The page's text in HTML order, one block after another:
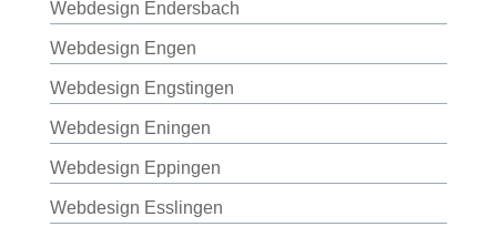
Webdesign Endersbach
Webdesign Engen
Webdesign Engstingen
Webdesign Eningen
Webdesign Eppingen
Webdesign Esslingen